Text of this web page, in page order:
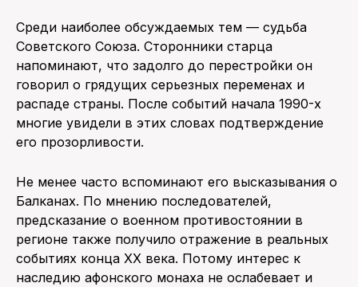
Среди наиболее обсуждаемых тем — судьба
Советского Союза. Сторонники старца
напоминают, что задолго до перестройки он
говорил о грядущих серьезных переменах и
распаде страны. После событий начала 1990-х
многие увидели в этих словах подтверждение
его прозорливости.
Не менее часто вспоминают его высказывания о
Балканах. По мнению последователей,
предсказание о военном противостоянии в
регионе также получило отражение в реальных
событиях конца XX века. Потому интерес к
наследию афонского монаха не ослабевает и